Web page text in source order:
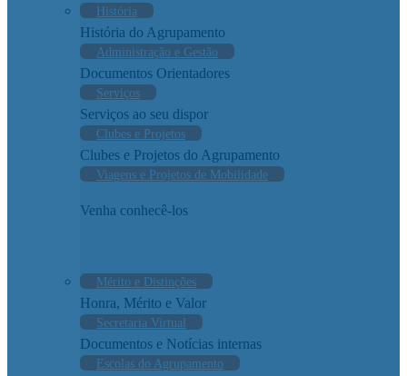
História
História do Agrupamento
Administração e Gestão
Documentos Orientadores
Serviços
Serviços ao seu dispor
Clubes e Projetos
Clubes e Projetos do Agrupamento
Viagens e Projetos de Mobilidade
Venha conhecê-los
Mérito e Distinções
Honra, Mérito e Valor
Secretaria Virtual
Documentos e Notícias internas
Escolas do Agrupamento